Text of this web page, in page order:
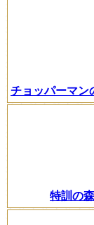
チョッパーマン
特訓の森